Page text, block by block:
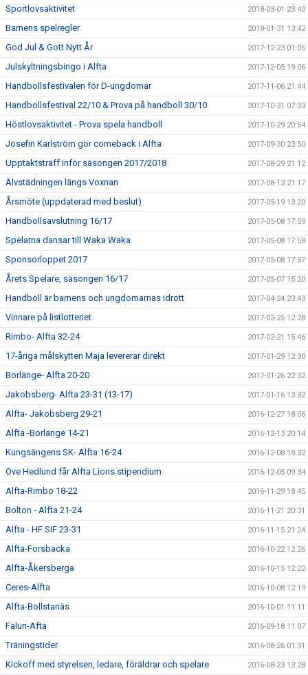
Sportlovsaktivitet 2018-03-01 23:40
Barnens spelregler 2018-01-31 13:42
God Jul & Gott Nytt År 2017-12-23 01:06
Julskyltningsbingo i Alfta 2017-12-05 19:06
Handbollsfestivalen för D-ungdomar 2017-11-06 21:44
Handbollsfestival 22/10 & Prova på handboll 30/10 2017-10-31 07:33
Höstlovsaktivitet - Prova spela handboll 2017-10-29 20:54
Josefin Karlström gör comeback i Alfta 2017-09-30 23:50
Upptaktsträff inför säsongen 2017/2018 2017-08-29 21:12
Älvstädningen längs Voxnan 2017-08-13 21:17
Årsmöte (uppdaterad med beslut) 2017-05-19 13:20
Handbollsavslutning 16/17 2017-05-08 17:59
Spelarna dansar till Waka Waka 2017-05-08 17:58
Sponsorloppet 2017 2017-05-08 17:57
Årets Spelare, säsongen 16/17 2017-05-07 15:20
Handboll är barnens och ungdomarnas idrott 2017-04-24 23:43
Vinnare på listlotteriet 2017-03-25 12:28
Rimbo- Alfta 32-24 2017-02-21 15:46
17-åriga målskytten Maja levererar direkt 2017-01-29 12:30
Borlänge- Alfta 20-20 2017-01-26 22:32
Jakobsberg- Alfta 23-31 (13-17) 2017-01-16 13:32
Alfta- Jakobsberg 29-21 2016-12-27 18:06
Alfta -Borlänge 14-21 2016-12-13 20:14
Kungsängens SK- Alfta 16-24 2016-12-08 18:32
Ove Hedlund får Alfta Lions stipendium 2016-12-05 09:34
Alfta-Rimbo 18-22 2016-11-29 18:45
Bolton - Alfta 21-24 2016-11-21 20:31
Alfta - HF SIF 23-31 2016-11-15 21:24
Alfta-Forsbacka 2016-10-22 12:26
Alfta-Åkersberga 2016-10-15 12:22
Ceres-Alfta 2016-10-08 12:19
Alfta-Bollstanäs 2016-10-01 11:11
Falun-Afta 2016-09-18 11:07
Träningstider 2016-08-26 01:31
Kickoff med styrelsen, ledare, föräldrar och spelare 2016-08-23 13:28